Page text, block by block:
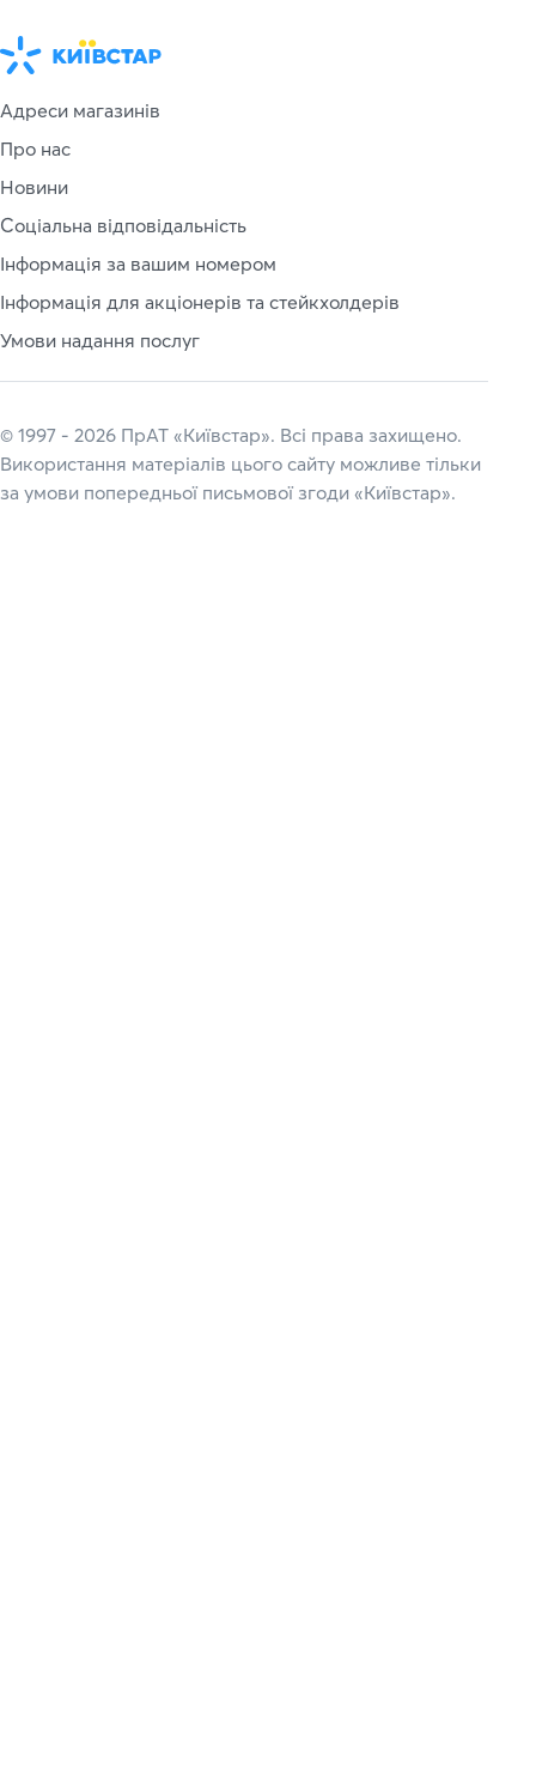
Адреси магазинів
Про нас
Новини
Соціальна відповідальність
Інформація за вашим номером
Інформація для акціонерів та стейкхолдерів
Умови надання послуг
© 1997 - 2026 ПрАТ «Київстар». Всі права захищено.
Використання матеріалів цього сайту можливе тільки
за умови попередньої письмової згоди «Київстар».